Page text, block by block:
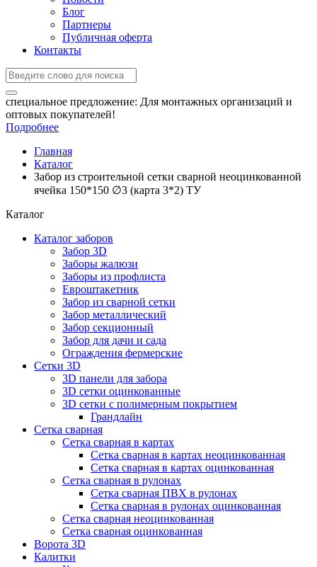
Блог
Партнеры
Публичная оферта
Контакты
специальное предложение: Для монтажных организаций и
оптовых покупателей!
Подробнее
Главная
Каталог
Забор из строительной сетки сварной неоцинкованной
ячейка 150*150 ∅3 (карта 3*2) ТУ
Каталог
Каталог заборов
Забор 3D
Заборы жалюзи
Заборы из профлиста
Евроштакетник
Забор из сварной сетки
Забор металлический
Забор секционный
Забор для дачи и сада
Ограждения фермерские
Сетки 3D
3D панели для забора
3D сетки оцинкованные
3D сетки с полимерным покрытием
Грандлайн
Сетка сварная
Сетка сварная в картах
Сетка сварная в картах неоцинкованная
Сетка сварная в картах оцинкованная
Сетка сварная в рулонах
Cетка сварная ПВХ в рулонах
Сетка сварная в рулонах оцинкованная
Сетка сварная неоцинкованная
Сетка сварная оцинкованная
Ворота 3D
Калитки